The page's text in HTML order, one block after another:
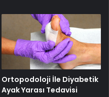
Ortopodoloji İle Diyabetik
Ayak Yarası Tedavisi